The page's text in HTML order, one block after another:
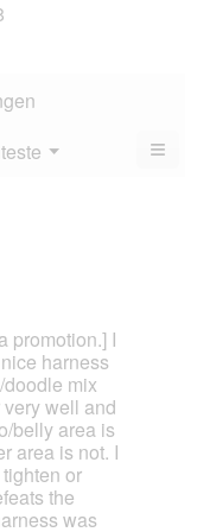
5.
▼
Menü ≡
promotion.] I
harness
mix
well and
belly area is
area is not. I
or
the
was